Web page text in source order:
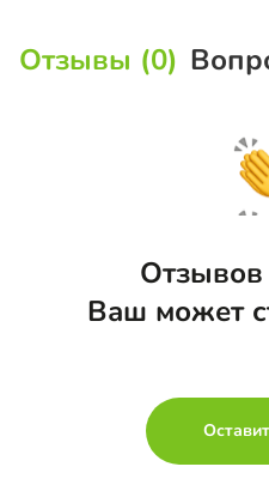
Отзывы (0)
Отзывов
Ваш может